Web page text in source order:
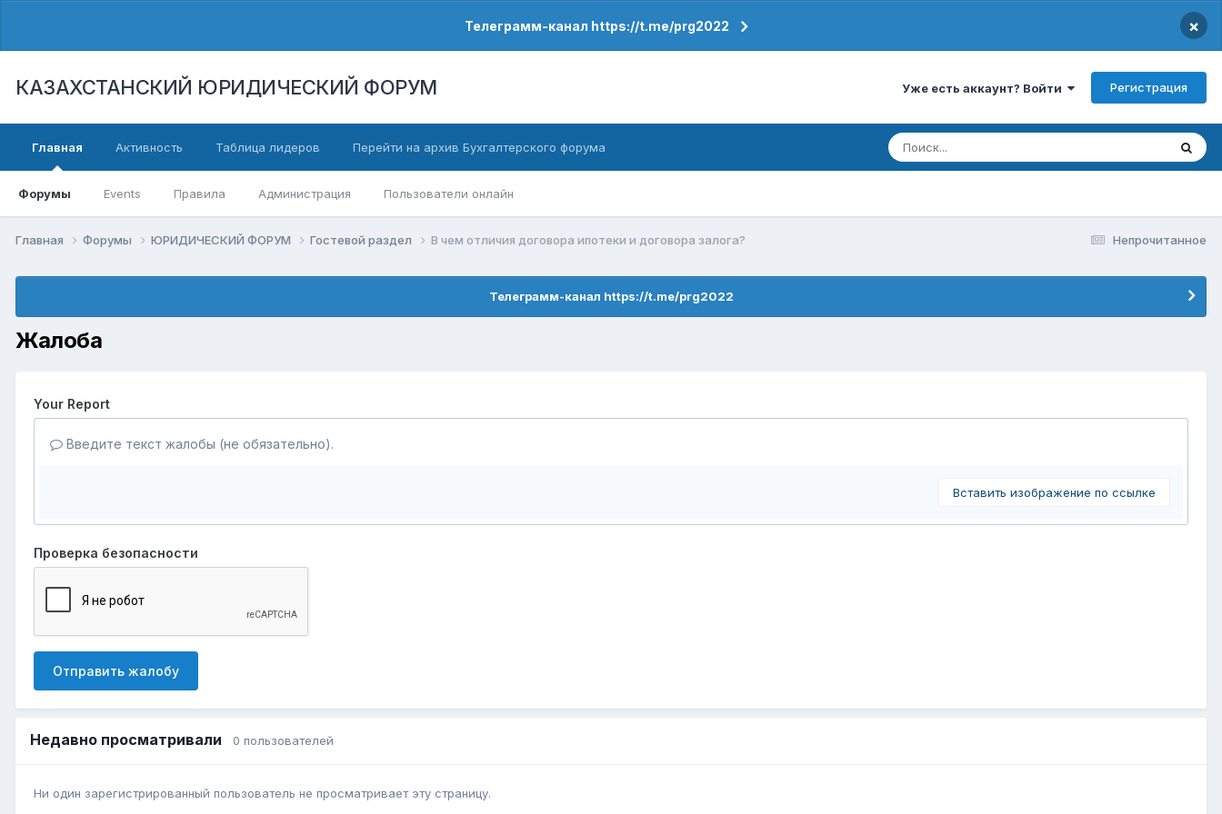
Телеграмм-канал https://t.me/prg2022 ×
КАЗАХСТАНСКИЙ ЮРИДИЧЕСКИЙ ФОРУМ Уже есть аккаунт? Войти Регистрация
Главная
Форумы Events Правила Администрация Пользователи онлайн
Активность Таблица лидеров Перейти на архив Бухгалтерского форума
Непрочитанное
Главная Форумы ЮРИДИЧЕСКИЙ ФОРУМ Гостевой раздел В чем отличия договора ипотеки и договора залога?
Телеграмм-канал https://t.me/prg2022
Жалоба
Your Report
Введите текст жалобы (не обязательно).
Вставить изображение по ссылке
Проверка безопасности
Отправить жалобу
Недавно просматривали 0 пользователей
Ни один зарегистрированный пользователь не просматривает эту страницу.